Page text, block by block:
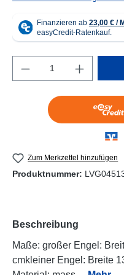
Produkt Anzahl:
Zum Merkzettel hinzufügen
Produktnummer:
Beschreibung
Maße: großer Engel:
cmkleiner Engel: Breite